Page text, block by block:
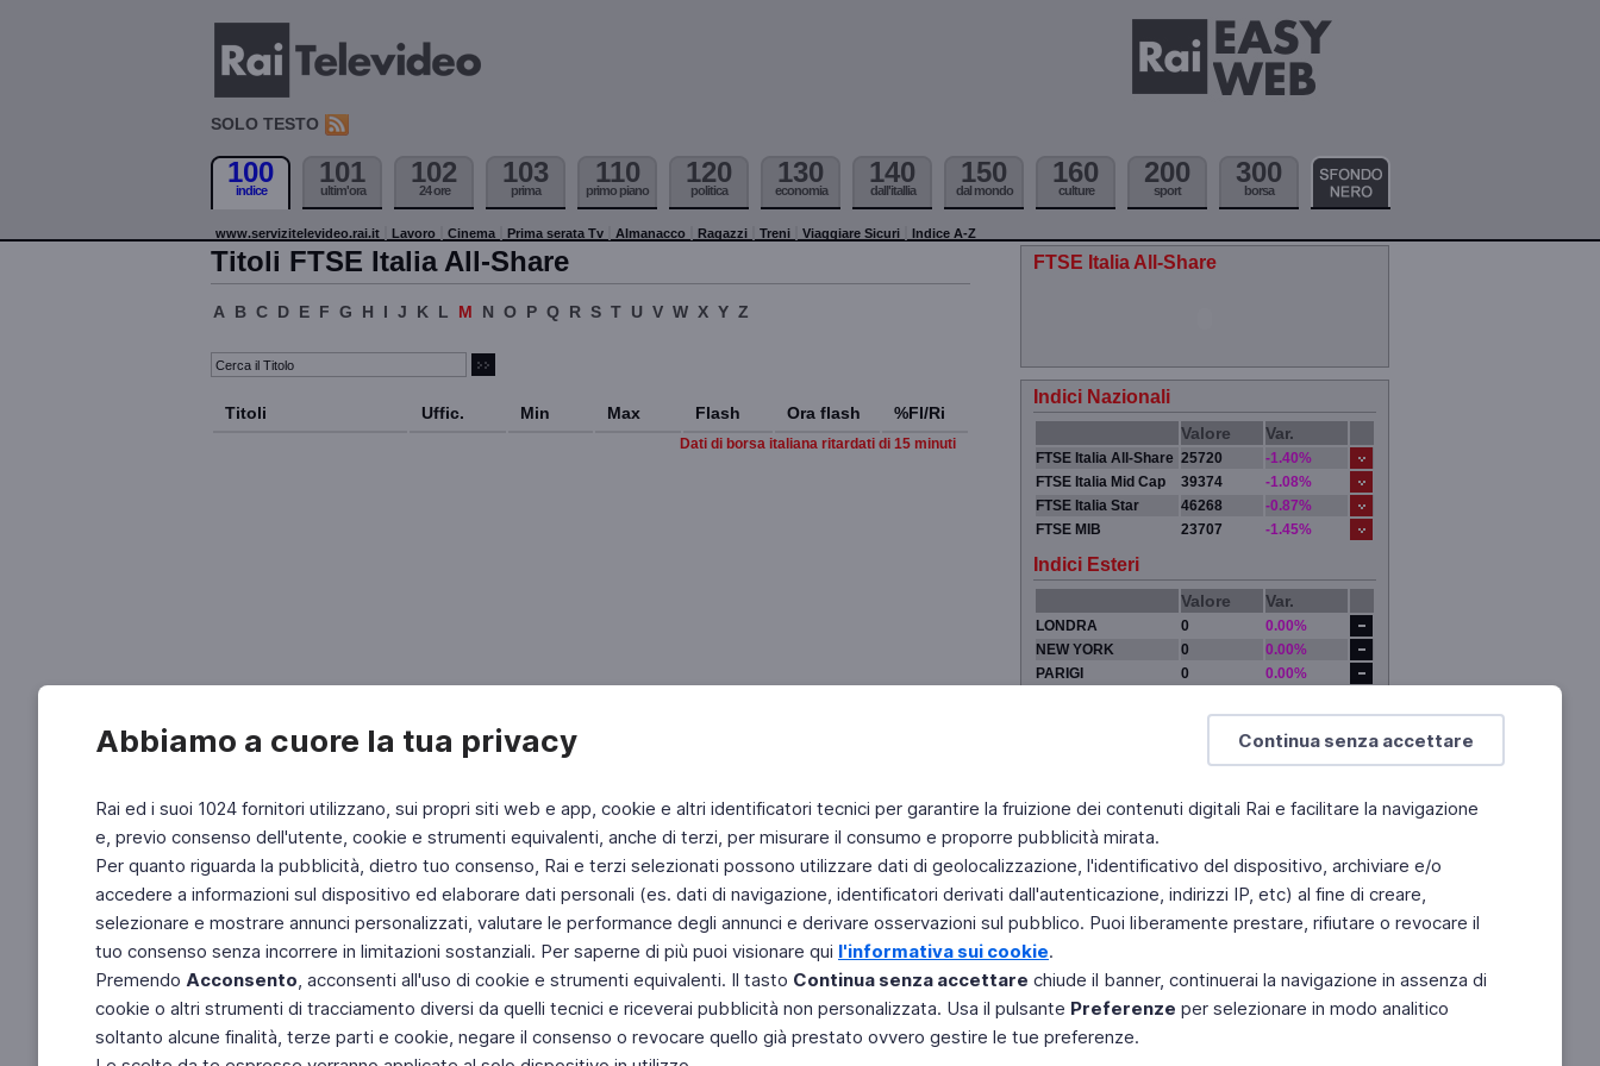
Continua senza accettare
Abbiamo a cuore la tua privacy
Rai ed i suoi 1024 fornitori utilizzano, sui propri siti web e app, cookie e altri identificatori tecnici per garantire la fruizione dei contenuti digitali Rai e facilitare la navigazione
e, previo consenso dell'utente, cookie e strumenti equivalenti, anche di terzi, per misurare il consumo e proporre pubblicità mirata.
Per quanto riguarda la pubblicità, dietro tuo consenso, Rai e terzi selezionati possono utilizzare dati di geolocalizzazione, l'identificativo del dispositivo, archiviare e/o
accedere a informazioni sul dispositivo ed elaborare dati personali (es. dati di navigazione, identificatori derivati dall'autenticazione, indirizzi IP, etc) al fine di creare,
selezionare e mostrare annunci personalizzati, valutare le performance degli annunci e derivare osservazioni sul pubblico. Puoi liberamente prestare, rifiutare o revocare il
tuo consenso senza incorrere in limitazioni sostanziali. Per saperne di più puoi visionare qui l'informativa sui cookie.
Premendo Acconsento, acconsenti all'uso di cookie e strumenti equivalenti. Il tasto Continua senza accettare chiude il banner, continuerai la navigazione in assenza di
cookie o altri strumenti di tracciamento diversi da quelli tecnici e riceverai pubblicità non personalizzata. Usa il pulsante Preferenze per selezionare in modo analitico
soltanto alcune finalità, terze parti e cookie, negare il consenso o revocare quello già prestato ovvero gestire le tue preferenze.
SOLO TESTO
100
indice
101
ultim'ora
102
24 ore
103
prima
110
primo piano
120
politica
130
economia
140
dall'itallia
150
dal mondo
160
culture
200
sport
300
borsa
www.servizitelevideo.rai.it Lavoro Cinema Prima serata Tv Almanacco Ragazzi Treni Viaggiare Sicuri Indice A-Z
Titoli FTSE Italia All-Share
A B C D E F G H I J K L M N O P Q R S T U V W X Y Z
Titoli Uffic. Min Max Flash Ora flash %Fl/Ri
Dati di borsa italiana ritardati di 15 minuti
FTSE Italia All-Share
Indici Nazionali
Valore Var.
FTSE Italia All-Share 25720
-1.40%
FTSE Italia Mid Cap
39374
-1.08%
FTSE Italia Star
46268
-0.87%
FTSE MIB
23707 -1.45%
Indici Esteri
Valore Var.
LONDRA 0
0.00%
NEW YORK
0
0.00%
PARIGI
0
0.00%
Fai di Televideo la tua Home Page Chi Siamo
Copyright © 2011 Rai - Tutti i diritti riservati
Engineered by RAI - Reti e Piattaforme